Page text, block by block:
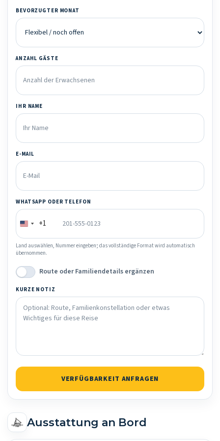
BEVORZUGTER MONAT
ANZAHL GÄSTE
IHR NAME
E-MAIL
WHATSAPP ODER TELEFON
+1
Land auswählen, Nummer eingeben; das vollständige Format wird automatisch
übernommen.
Route oder Familiendetails ergänzen
KURZE NOTIZ
VERFÜGBARKEIT ANFRAGEN
Ausstattung an Bord